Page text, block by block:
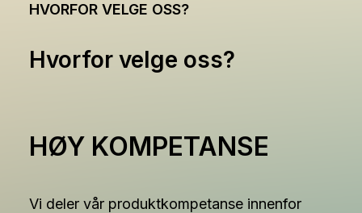
HVORFOR VELGE OSS?
Hvorfor velge oss?
HØY KOMPETANSE
Vi deler vår produktkompetanse innenfor